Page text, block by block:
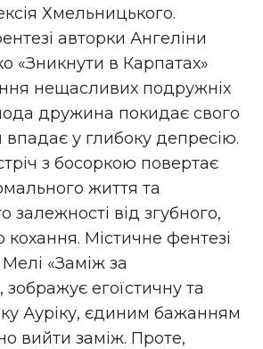
Хмельницького.
авторки Ангеліни
«Зникнути в Карпатах»
нещасливих подружніх
дружина покидає свого
впадає у глибоку депресію.
з босоркою повертає
життя та
залежності від згубного,
кохання. Містичне фентезі
«Заміж за
егоїстичну та
Ауріку, єдиним бажанням
вийти заміж. Проте,